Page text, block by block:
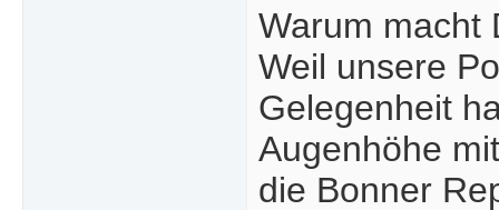
Warum macht
Weil unsere
Gelegenheit
Augenhöhe
die Bonner